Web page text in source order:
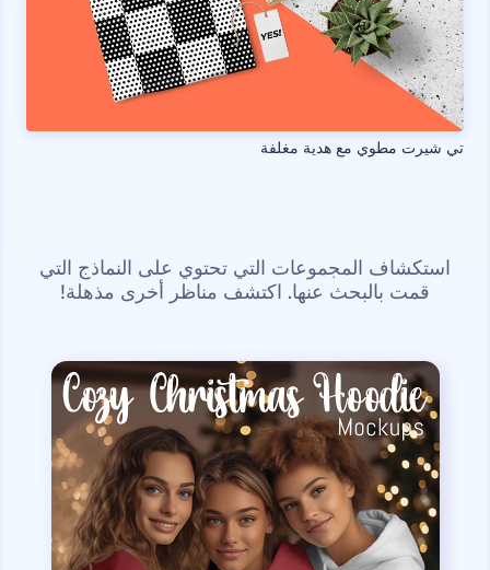
تي شيرت مطوي مع هدية مغلفة
استكشاف المجموعات التي تحتوي على النماذج التي
قمت بالبحث عنها. اكتشف مناظر أخرى مذهلة!